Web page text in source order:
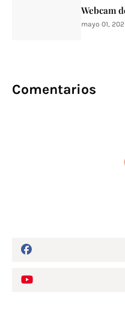
Webcam
mayo 01,
Comentarios